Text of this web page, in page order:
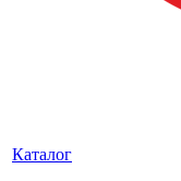
Каталог